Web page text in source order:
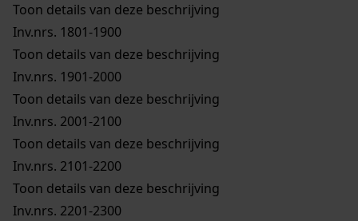
Toon details van deze beschrijving
Inv.nrs. 1801-1900
Toon details van deze beschrijving
Inv.nrs. 1901-2000
Toon details van deze beschrijving
Inv.nrs. 2001-2100
Toon details van deze beschrijving
Inv.nrs. 2101-2200
Toon details van deze beschrijving
Inv.nrs. 2201-2300